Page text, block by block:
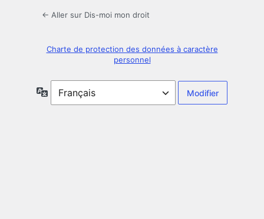
← Aller sur Dis-moi mon droit
Charte de protection des données à caractère
personnel
Langue